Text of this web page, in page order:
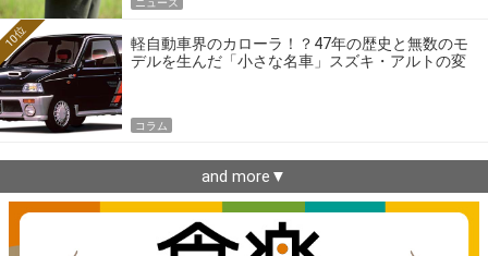
ニュース
軽自動車界のカローラ！？47年の歴史と無数のモ
デルを生んだ「小さな名車」スズキ・アルトの変
10位
コラム
and more▼